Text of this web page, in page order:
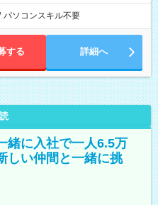
パソコンスキル不要
する 詳細へ
緒に入社で一人6.5万
しい仲間と一緒に挑